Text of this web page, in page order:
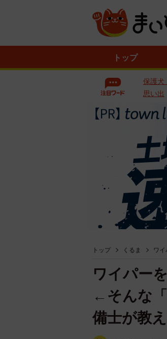
トップ
保護犬
思い出
トップ くるま ワ
ワイパー
←そんな
備士が教